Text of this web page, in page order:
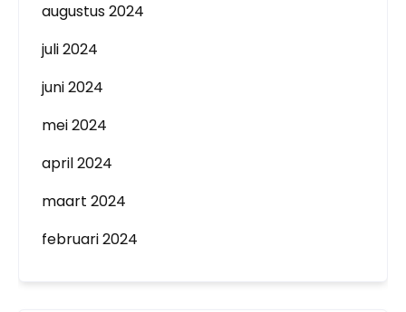
augustus 2024
juli 2024
juni 2024
mei 2024
april 2024
maart 2024
februari 2024